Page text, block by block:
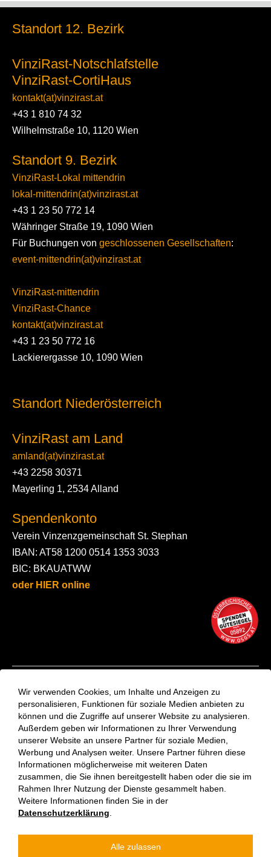
Standort 12. Bezirk
VinziRast-Notschlafstelle
VinziRast-CortiHaus
kontakt(at)vinzirast.at
+43 1 810 74 32
Wilhelmstraße 10, 1120 Wien
Standort 9. Bezirk
VinziRast-Lokal mittendrin
lokal-mittendrin(at)vinzirast.at
+43 1 23 50 772 14
Währinger Straße 19, 1090 Wien
Für Buchungen von geschlossenen Gesellschaften:
event-mittendrin(at)vinzirast.at
VinziRast-mittendrin
VinziRast-Chance
kontakt(at)vinzirast.at
+43 1 23 50 772 16
Lackierergasse 10, 1090 Wien
Standort Niederösterreich
VinziRast am Land
amland(at)vinzirast.at
+43 2258 30371
Mayerling 1, 2534 Alland
Spendenkonto
Verein Vinzenzgemeinschaft St. Stephan
IBAN: AT58 1200 0514 1353 3033
BIC: BKAUATWW
oder HIER online
Kontakt
Aktuelles
VinziRast-Newsletter
Impressum
Datenschutzerklärung
Wir verwenden Cookies, um Inhalte und Anzeigen zu
personalisieren, Funktionen für soziale Medien anbieten zu
können und die Zugriffe auf unserer Website zu analysieren.
Außerdem geben wir Informationen zu Ihrer Verwendung
unserer Website an unsere Partner für soziale Medien,
Werbung und Analysen weiter. Unsere Partner führen diese
Informationen möglicherweise mit weiteren Daten
zusammen, die Sie ihnen bereitgestellt haben oder die sie im
Rahmen Ihrer Nutzung der Dienste gesammelt haben.
Weitere Informationen finden Sie in der
Datenschutzerklärung
Alle zulassen